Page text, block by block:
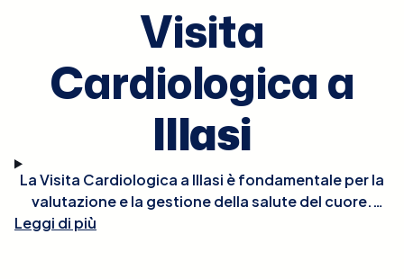
Visita
Cardiologica a
Illasi
La Visita Cardiologica a Illasi è fondamentale per la
valutazione e la gestione della salute del cuore.
Durante la visita, il cardiologo effettuerà un esame
Leggi di più